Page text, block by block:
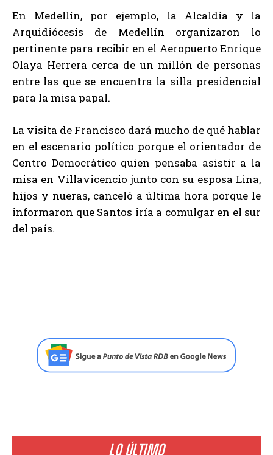
En Medellín, por ejemplo, la Alcaldía y la
Arquidiócesis de Medellín organizaron lo
pertinente para recibir en el Aeropuerto Enrique
Olaya Herrera cerca de un millón de personas
entre las que se encuentra la silla presidencial
para la misa papal.
La visita de Francisco dará mucho de qué hablar
en el escenario político porque el orientador de
Centro Democrático quien pensaba asistir a la
misa en Villavicencio junto con su esposa Lina,
hijos y nueras, canceló a última hora porque le
informaron que Santos iría a comulgar en el sur
del país.
LO ÚLTIMO